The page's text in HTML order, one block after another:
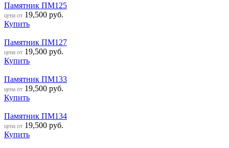
Памятник ПМ125
цена от 19,500 руб.
Купить
Памятник ПМ127
цена от 19,500 руб.
Купить
Памятник ПМ133
цена от 19,500 руб.
Купить
Памятник ПМ134
цена от 19,500 руб.
Купить